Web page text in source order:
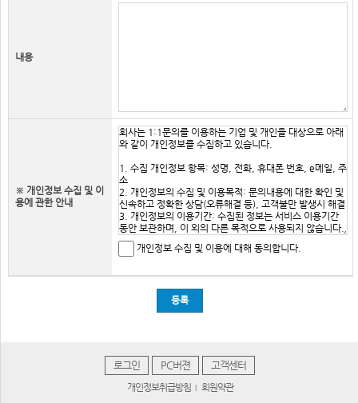
내용
※ 개인정보 수집 및 이
용에 관한 안내
개인정보 수집 및 이용에 대해 동의합니다.
등록
로그인 PC버젼 고객센터
개인정보취급방침 회원약관